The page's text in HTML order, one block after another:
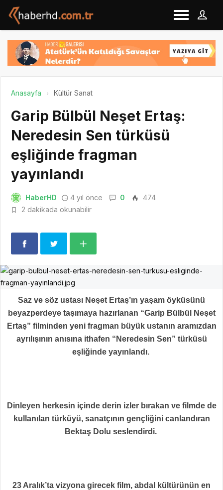
Anasayfa Kültür Sanat
Garip Bülbül Neşet Ertaş:
Neredesin Sen türküsü
eşliğinde fragman
yayınlandı
HaberHD 4 yıl önce 0
474
2 dakikada okunabilir
Saz ve söz ustası Neşet Ertaş’ın yaşam öyküsünü
beyazperdeye taşımaya hazırlanan “Garip Bülbül Neşet
Ertaş” filminden yeni fragman büyük ustanın aramızdan
ayrılışının anısına ithafen “Neredesin Sen” türküsü
eşliğinde yayınlandı.
Dinleyen herkesin içinde derin izler bırakan ve filmde de
kullanılan türküyü, sanatçının gençliğini canlandıran
Bektaş Dolu seslendirdi.
23 Aralık’ta vizyona girecek film, abdal kültürünün en